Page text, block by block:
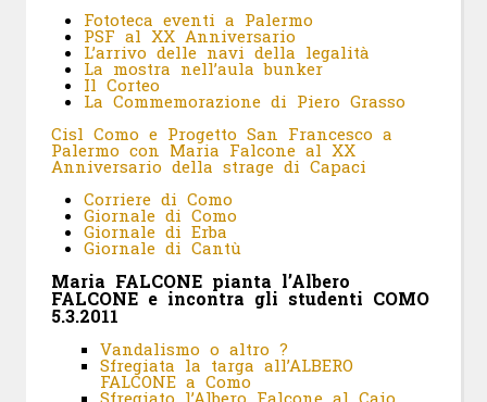
Fototeca eventi a Palermo
PSF al XX Anniversario
L’arrivo delle navi della legalità
La mostra nell’aula bunker
Il Corteo
La Commemorazione di Piero Grasso
Cisl Como e Progetto San Francesco a
Palermo con Maria Falcone al XX
Anniversario della strage di Capaci
Corriere di Como
Giornale di Como
Giornale di Erba
Giornale di Cantù
Maria FALCONE pianta l’Albero
FALCONE e incontra gli studenti COMO
5.3.2011
Vandalismo o altro ?
Sfregiata la targa all’ALBERO
FALCONE a Como